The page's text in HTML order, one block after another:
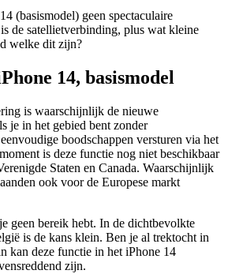
(basismodel) geen spectaculaire
de satellietverbinding, plus wat kleine
welke dit zijn?
14, basismodel
is waarschijnlijk de nieuwe
je in het gebied bent zonder
boodschappen versturen via het
is deze functie nog niet beschikbaar
Staten en Canada. Waarschijnlijk
ook voor de Europese markt
geen bereik hebt. In de dichtbevolkte
is de kans klein. Ben je al trektocht in
kan deze functie in het iPhone 14
zijn.